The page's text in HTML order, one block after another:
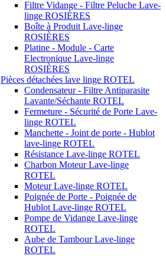
Filtre Vidange - Filtre Peluche Lave-
linge ROSIÈRES
Boîte à Produit Lave-linge
ROSIÈRES
Platine - Module - Carte
Electronique Lave-linge
ROSIÈRES
Pièces détachées lave linge ROTEL
Condensateur - Filtre Antiparasite
Lavante/Séchante ROTEL
Fermeture - Sécurité de Porte Lave-
linge ROTEL
Manchette - Joint de porte - Hublot
lave-linge ROTEL
Résistance Lave-linge ROTEL
Charbon Moteur Lave-linge
ROTEL
Moteur Lave-linge ROTEL
Poignée de Porte - Poignée de
Hublot Lave-linge ROTEL
Pompe de Vidange Lave-linge
ROTEL
Aube de Tambour Lave-linge
ROTEL